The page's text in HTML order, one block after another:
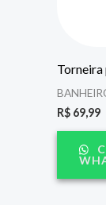
Torneira
R$ 69,99